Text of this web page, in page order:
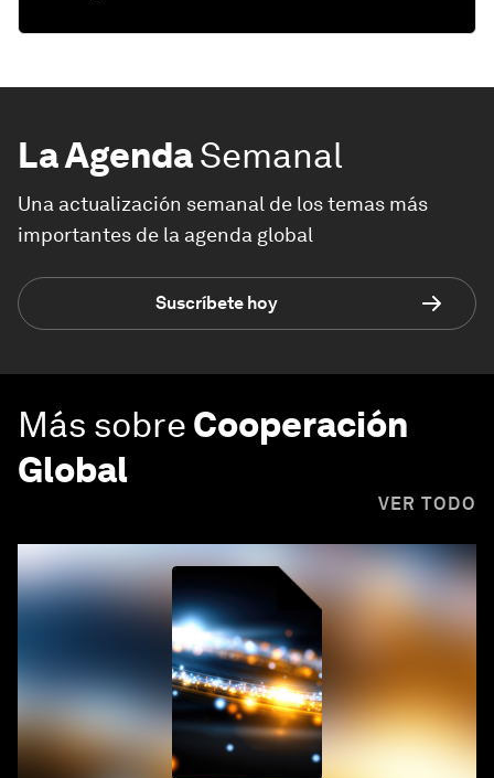
La AgendaSemanal
Una actualización semanal de los temas más
importantes de la agenda global
Suscríbete hoy
Más sobre Cooperación
Global
VER TODO